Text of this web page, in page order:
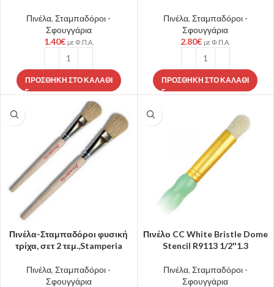
Πινέλα,Σταμπαδόροι -
Σφουγγάρια
1.40€ με Φ.Π.Α.
ΠΡΟΣΘΉΚΗ ΣΤΟ ΚΑΛΆΘΙ
Πινέλα, Σταμπαδόροι -
Σφουγγάρια
2.80€ με Φ.Π.Α.
ΠΡΟΣΘΉΚΗ ΣΤΟ ΚΑΛΆΘΙ
Πινέλα-Σταμπαδόροι φυσική
τρίχα, σετ 2 τεμ.,Stamperia
Πινέλα,Σταμπαδόροι -
Σφουγγάρια
Πινέλο CC White Bristle Dome
Stencil R9113 1/2″1.3
Πινέλα, Σταμπαδόροι -
Σφουγγάρια